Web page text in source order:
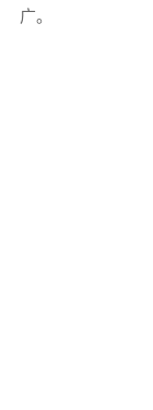
广。